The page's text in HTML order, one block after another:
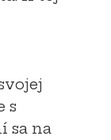
s
sa na